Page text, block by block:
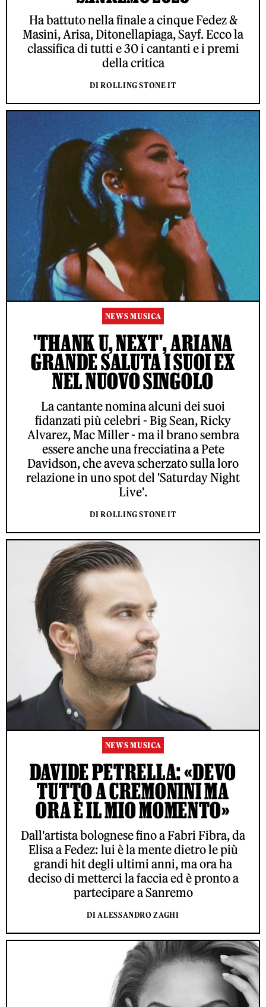
Ha battuto nella finale a cinque Fedez &
Masini, Arisa, Ditonellapiaga, Sayf. Ecco la
classifica di tutti e 30 i cantanti e i premi
della critica
DI ROLLING STONE IT
NEWS MUSICA
'THANK U, NEXT', ARIANA
GRANDE SALUTA I SUOI EX
NEL NUOVO SINGOLO
La cantante nomina alcuni dei suoi
fidanzati più celebri - Big Sean, Ricky
Alvarez, Mac Miller - ma il brano sembra
essere anche una frecciatina a Pete
Davidson, che aveva scherzato sulla loro
relazione in uno spot del 'Saturday Night
Live'.
DI ROLLING STONE IT
NEWS MUSICA
DAVIDE PETRELLA: «DEVO
TUTTO A CREMONINI MA
ORA È IL MIO MOMENTO»
Dall'artista bolognese fino a Fabri Fibra, da
Elisa a Fedez: lui è la mente dietro le più
grandi hit degli ultimi anni, ma ora ha
deciso di metterci la faccia ed è pronto a
partecipare a Sanremo
DI ALESSANDRO ZAGHI